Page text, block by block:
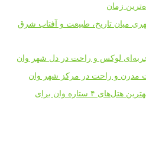
زمان
میان تاریخ، طبیعت و آفتاب شرق
مدرن و راحت در مرکز شهر وان
هتل کاراجا وان؛ یکی از بهترین هتل‌های ۴ ستاره وان برای